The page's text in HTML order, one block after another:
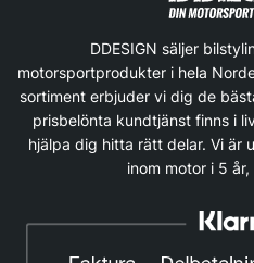
DDESIGN säljer
motorsportprodukter i hela
sortiment erbjuder vi dig de
prisbelönta kundtjänst finns i
hjälpa dig hitta rätt delar. Vi är
inom motor i 5